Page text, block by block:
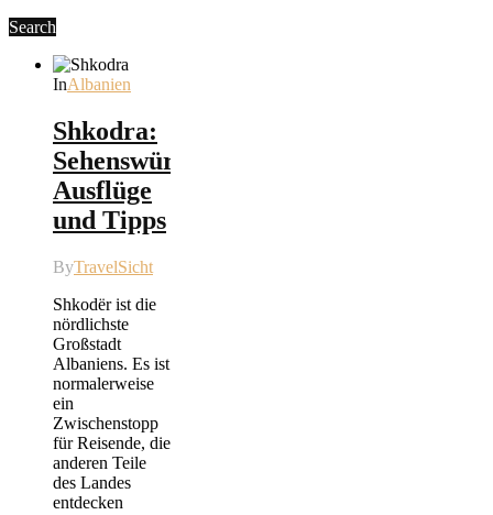
Search
InAlbanien
Shkodra:
Sehenswürdigkeiten,
Ausflüge
und Tipps
ByTravelSicht
Shkodër ist die
nördlichste
Großstadt
Albaniens. Es ist
normalerweise
ein
Zwischenstopp
für Reisende, die
anderen Teile
des Landes
entdecken